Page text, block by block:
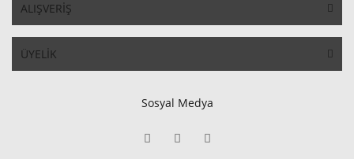
ALIŞVERİŞ
ÜYELİK
Sosyal Medya